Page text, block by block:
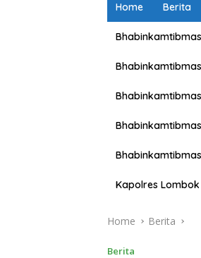
Home Berita
Kapolres
Home Berita
Berita